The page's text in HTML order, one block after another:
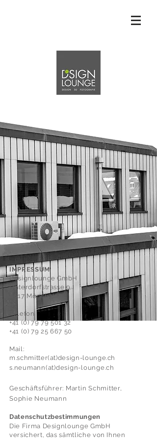
IMPRESSUM
Designlounge GmbH
Unterdorfstrasse 9
8617 Mönchaltorf
Telefon
+41 (0) 79 79 501 32
+41 (0) 79 25 667 50
Mail:
m.schmitter(at)design-lounge.ch
s.neumann(at)design-lounge.ch
Geschäftsführer: Martin Schmitter,
Sophie Neumann
Datenschutzbestimmungen
Die Firma Designlounge GmbH
versichert, das sämtliche von Ihnen